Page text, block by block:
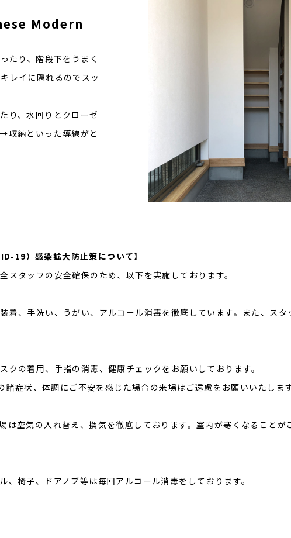
Modern
たり、階段下をうまく
レイに隠れるのでスッ
り、水回りとクローゼ
収納といった導線がと
19）感染拡大防止策について】
スタッフの安全確保のため、以下を実施しております。
着、手洗い、うがい、アルコール消毒を徹底しています。また、スタ
の着用、手指の消毒、健康チェックをお願いしております。
症状、体調にご不安を感じた場合の来場はご遠慮をお願いいたします
は空気の入れ替え、換気を徹底しております。室内が寒くなることが
椅子、ドアノブ等は毎回アルコール消毒をしております。